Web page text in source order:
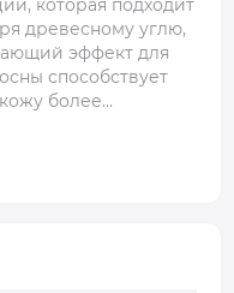
которая подходит
древесному углю,
эффект для
способствует
более...